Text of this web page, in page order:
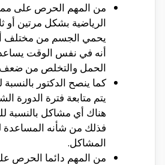
من المهم الحرص على
الرياضية بشكل مرتين أو
يحمي الجسم من مختلف
أنه في نفس الوقت
الحمل والتخلص من ضعف
كما ينصح الدكتور بالنسبة
يتم متابعة فترة الدورة
هناك أي مشاكل بالنسبة
فذلك من شأنه المساعدة
المشاكل.
من المهم دائما الحرص